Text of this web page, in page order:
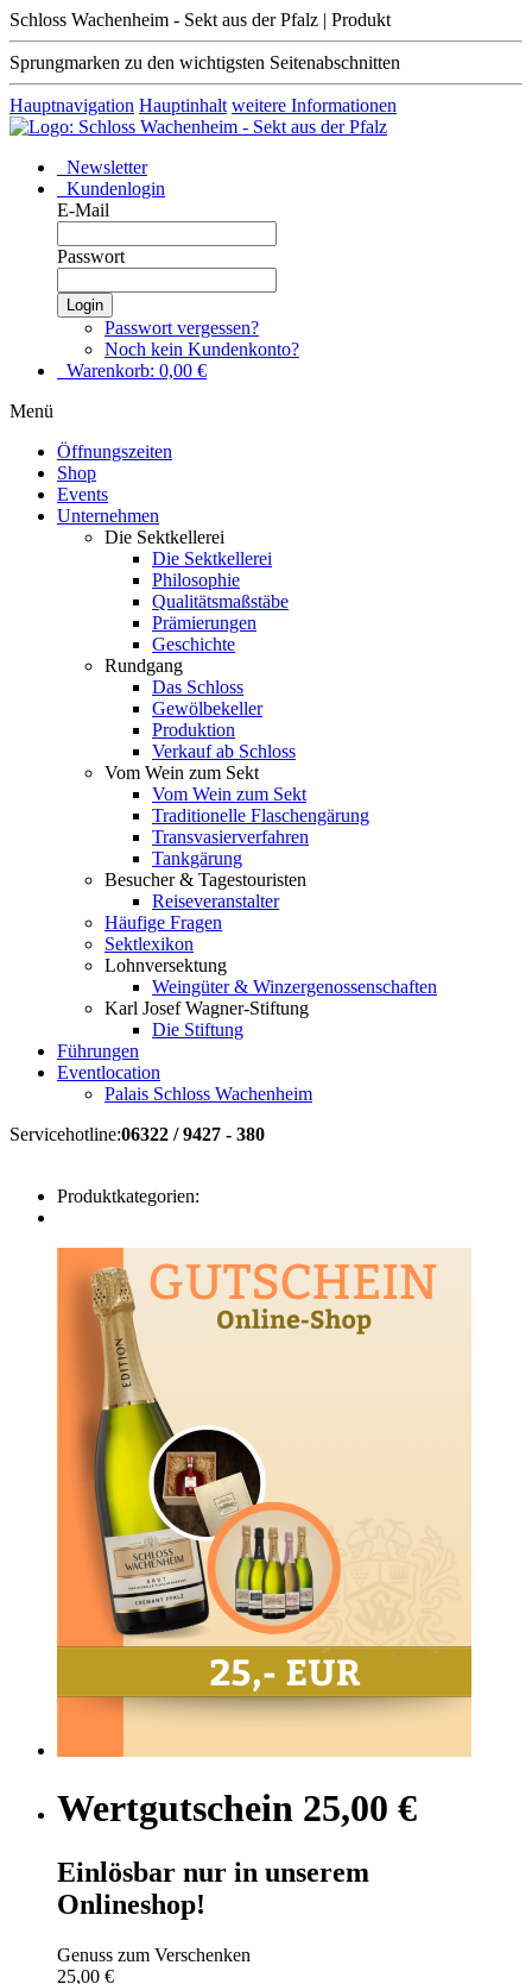
Schloss Wachenheim - Sekt aus der Pfalz | Produkt
Sprungmarken zu den wichtigsten Seitenabschnitten
Hauptnavigation Hauptinhalt weitere Informationen
Newsletter
Kundenlogin
E-Mail
Passwort
Login
Passwort vergessen?
Noch kein Kundenkonto?
Warenkorb: 0,00 €
Menü
Öffnungszeiten
Shop
Events
Unternehmen
Die Sektkellerei
Die Sektkellerei
Philosophie
Qualitätsmaßstäbe
Prämierungen
Geschichte
Rundgang
Das Schloss
Gewölbekeller
Produktion
Verkauf ab Schloss
Vom Wein zum Sekt
Vom Wein zum Sekt
Traditionelle Flaschengärung
Transvasierverfahren
Tankgärung
Besucher & Tagestouristen
Reiseveranstalter
Häufige Fragen
Sektlexikon
Lohnversektung
Weingüter & Winzergenossenschaften
Karl Josef Wagner-Stiftung
Die Stiftung
Führungen
Eventlocation
Palais Schloss Wachenheim
Servicehotline:06322 / 9427 - 380
Produktkategorien:
Wertgutschein 25,00 €
Einlösbar nur in unserem
Onlineshop!
Genuss zum Verschenken
25,00 €